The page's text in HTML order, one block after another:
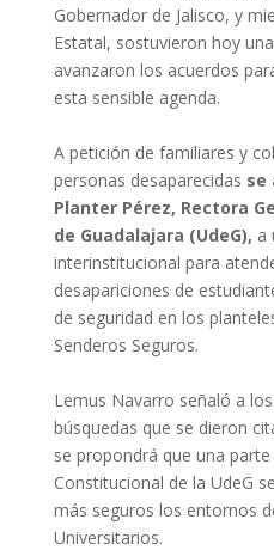
Gobernador de Jalisco, y
Estatal, sostuvieron hoy
avanzaron los acuerdos
esta sensible agenda.
A petición de familiares y
personas desaparecidas se
Planter Pérez, Rectora
de Guadalajara (UdeG), a
interinstitucional para
desapariciones de
de seguridad en los
Senderos Seguros.
Lemus Navarro señaló a
búsquedas que se dieron
se propondrá que una
Constitucional de la UdeG
más seguros los entornos
Universitarios.